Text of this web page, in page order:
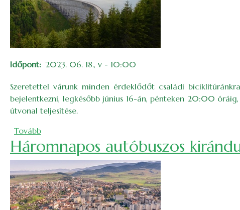
Időpont 2023. 06. 18., v - 10:00
Szeretettel várunk minden érdeklődőt családi biciklitúránkra
bejelentkezni, legkésőbb június 16-án, pénteken 20:00 óráig,
útvonal teljesítése.
Tovább(Családos kerékpártúra a Dregán-tó körül (2023))
Háromnapos autóbuszos